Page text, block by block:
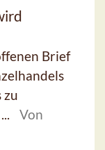
Brief
zu
Von